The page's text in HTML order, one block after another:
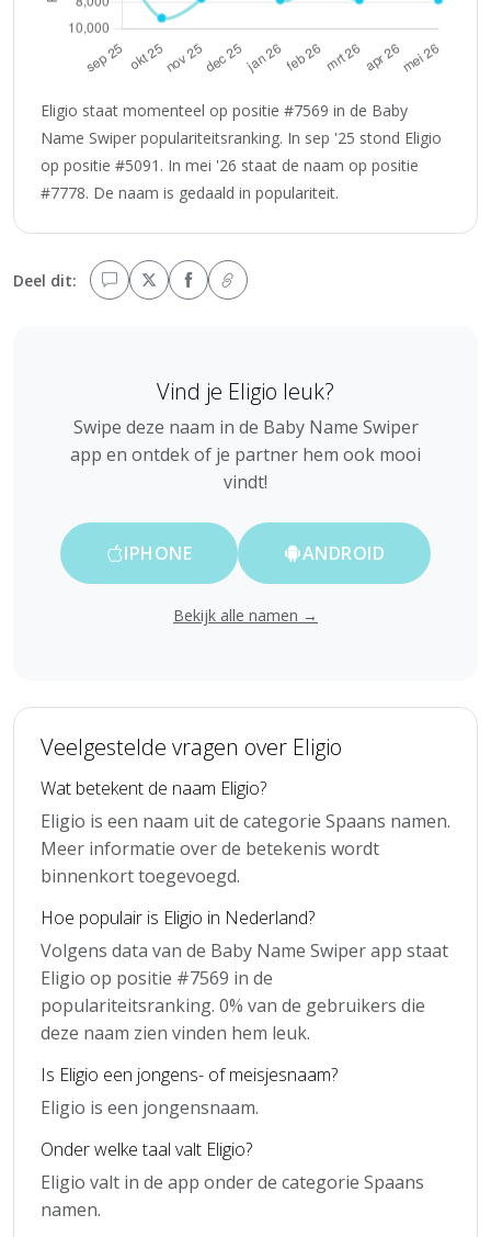
Eligio staat momenteel op positie #7569 in de Baby
Name Swiper populariteitsranking. In sep '25 stond Eligio
op positie #5091. In mei '26 staat de naam op positie
#7778. De naam is gedaald in populariteit.
Deel dit:
Vind je Eligio leuk?
Swipe deze naam in de Baby Name Swiper
app en ontdek of je partner hem ook mooi
vindt!
IPHONE ANDROID
Bekijk alle namen →
Veelgestelde vragen over Eligio
Wat betekent de naam Eligio?
Eligio is een naam uit de categorie Spaans namen.
Meer informatie over de betekenis wordt
binnenkort toegevoegd.
Hoe populair is Eligio in Nederland?
Volgens data van de Baby Name Swiper app staat
Eligio op positie #7569 in de
populariteitsranking. 0% van de gebruikers die
deze naam zien vinden hem leuk.
Is Eligio een jongens- of meisjesnaam?
Eligio is een jongensnaam.
Onder welke taal valt Eligio?
Eligio valt in de app onder de categorie Spaans
namen.